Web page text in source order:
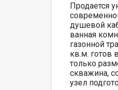
Продается
душевой
ванная
газонной
кв.м. готов
только
скважина,
узел